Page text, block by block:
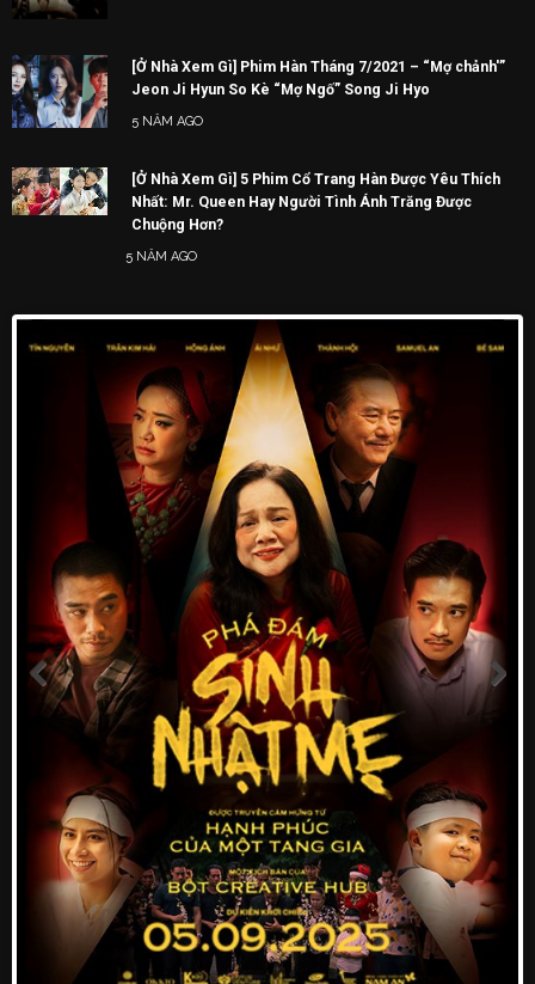
[Ở Nhà Xem Gì] Phim Hàn Tháng 7/2021 – “Mợ chảnh'”
Jeon Ji Hyun So Kè “Mợ Ngố” Song Ji Hyo
5 NĂM AGO
[Ở Nhà Xem Gì] 5 Phim Cổ Trang Hàn Được Yêu Thích
Nhất: Mr. Queen Hay Người Tình Ánh Trăng Được
Chuộng Hơn?
5 NĂM AGO